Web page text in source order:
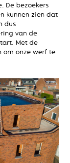
De bezoekers
kunnen zien dat
dus
van de
Met de
om onze werf te